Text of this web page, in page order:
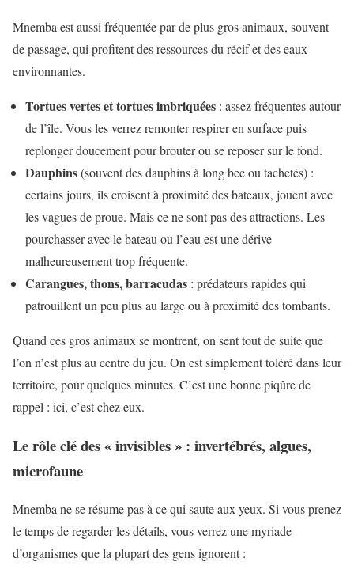
Mnemba est aussi fréquentée par de plus gros animaux, souvent
de passage, qui profitent des ressources du récif et des eaux
environnantes.
Tortues vertes et tortues imbriquées : assez fréquentes autour
de l’île. Vous les verrez remonter respirer en surface puis
replonger doucement pour brouter ou se reposer sur le fond.
Dauphins(souvent des dauphins à long bec ou tachetés) :
certains jours, ils croisent à proximité des bateaux, jouent avec
les vagues de proue. Mais ce ne sont pas des attractions. Les
pourchasser avec le bateau ou l’eau est une dérive
malheureusement trop fréquente.
Carangues, thons, barracudas : prédateurs rapides qui
patrouillent un peu plus au large ou à proximité des tombants.
Quand ces gros animaux se montrent, on sent tout de suite que
l’on n’est plus au centre du jeu. On est simplement toléré dans leur
territoire, pour quelques minutes. C’est une bonne piqûre de
rappel : ici, c’est chez eux.
Le rôle clé des « invisibles » : invertébrés, algues,
microfaune
Mnemba ne se résume pas à ce qui saute aux yeux. Si vous prenez
le temps de regarder les détails, vous verrez une myriade
d’organismes que la plupart des gens ignorent :